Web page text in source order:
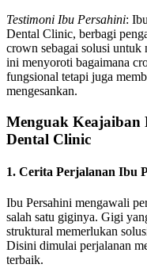
Testimoni Ibu Persahini:
Dental Clinic, berbagi
crown sebagai solusi untuk
ini menyoroti bagaimana
fungsional tetapi juga
mengesankan.
Menguak Keajaiban
Dental Clinic
1. Cerita Perjalanan Ibu
Ibu Persahini mengawali
salah satu giginya. Gigi
struktural memerlukan
Disini dimulai perjalanan
terbaik.